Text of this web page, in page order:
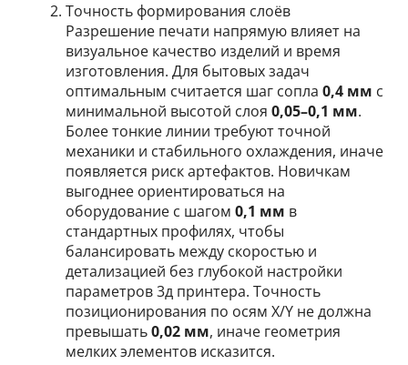
Точность формирования слоёв
Разрешение печати напрямую влияет на
визуальное качество изделий и время
изготовления. Для бытовых задач
оптимальным считается шаг сопла0,4 мм с
минимальной высотой слоя0,05–0,1 мм.
Более тонкие линии требуют точной
механики и стабильного охлаждения, иначе
появляется риск артефактов. Новичкам
выгоднее ориентироваться на
оборудование с шагом0,1 мм в
стандартных профилях, чтобы
балансировать между скоростью и
детализацией без глубокой настройки
параметров 3д принтера. Точность
позиционирования по осям X/Y не должна
превышать0,02 мм, иначе геометрия
мелких элементов исказится.